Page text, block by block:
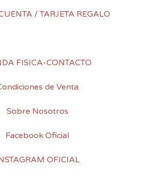
/ TARJETA REGALO
FISICA-CONTACTO
de Venta
Sobre Nosotros
Facebook Oficial
OFICIAL